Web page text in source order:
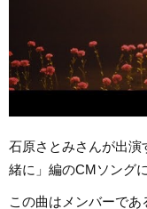
石原さとみさんが出演
緒に」編のCMソング
この曲はメンバーで